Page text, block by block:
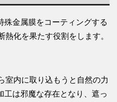
殊金属膜をコーティングする
熱化を果たす役割をします。
室内に取り込もうと自然の力
工は邪魔な存在となり、遮っ